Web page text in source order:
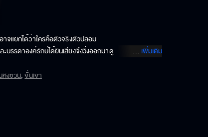
าจแยกได้ว่าใครคือตัวจริงตัวปลอม
บรรดาองค์รักษ์ได้ยินเสียงจึงวิ่งออกมาดู
งงานกับคู่หมั้น
... เพิ่มเติม
งซวน,จั่นเจา